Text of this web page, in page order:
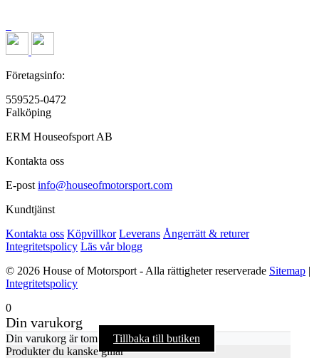
Företagsinfo:
559525-0472
Falköping
ERM Houseofsport AB
Kontakta oss
E-post info@houseofmotorsport.com
Kundtjänst
Kontakta oss Köpvillkor Leverans Ångerrätt & returer
Integritetspolicy Läs vår blogg
© 2026 House of Motorsport - Alla rättigheter reserverade Sitemap |
Integritetspolicy
0
Din varukorg
Din varukorg är tom
Tillbaka till butiken
Produkter du kanske gillar